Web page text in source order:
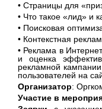
• Страницы для
• Что такое «лид» и
• Поисковая
• Контекстная
• Реклама в
и оценка
рекламной
пользователей на
Организатор:
Участие в